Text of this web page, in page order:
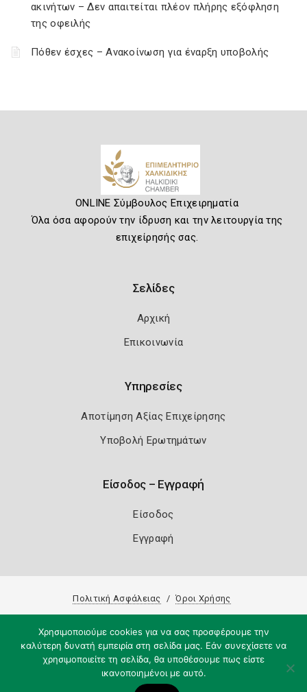
ακινήτων – Δεν απαιτείται πλέον πλήρης εξόφληση
της οφειλής
Πόθεν έσχες – Ανακοίνωση για έναρξη υποβολής
ONLINE Σύμβουλος Επιχειρηματία
Όλα όσα αφορούν την ίδρυση και την λειτουργία της
επιχείρησής σας.
Σελίδες
Αρχική
Επικοινωνία
Υπηρεσίες
Αποτίμηση Αξίας Επιχείρησης
Υποβολή Ερωτημάτων
Είσοδος – Εγγραφή
Είσοδος
Εγγραφή
Πολιτική Ασφάλειας Όροι Χρήσης
Χρησιμοποιούμε cookies για να σας προσφέρουμε την
καλύτερη δυνατή εμπειρία στη σελίδα μας. Εάν συνεχίσετε να
χρησιμοποιείτε τη σελίδα, θα υποθέσουμε πως είστε
ικανοποιημένοι με αυτό.